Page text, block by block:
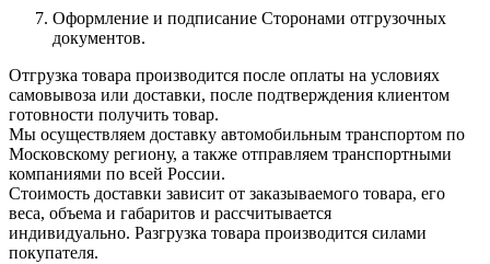
Оформление и подписание Сторонами отгрузочных
документов.
Отгрузка товара производится после оплаты на условиях
самовывоза или доставки, после подтверждения клиентом
готовности получить товар.
Мы осуществляем доставку автомобильным транспортом по
Московскому региону, а также отправляем транспортными
компаниями по всей России.
Стоимость доставки зависит от заказываемого товара, его
веса, объема и габаритов и рассчитывается
индивидуально. Разгрузка товара производится силами
покупателя.